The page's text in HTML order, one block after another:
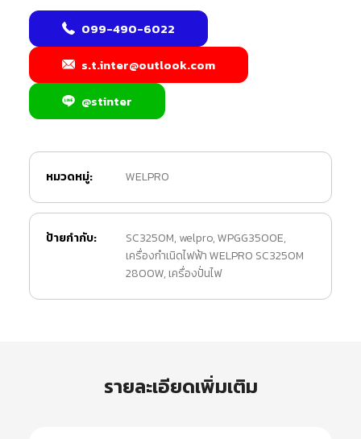
099-490-6022
s.t.inter@outlook.com
@stinter
หมวดหมู่: WELPRO
ป้ายกำกับ: SC3250M, welpro,WPGG3500E,
เครื่องกำเนิดไฟฟ้า WELPRO SC3250M
2800W, เครื่องปั่นไฟ
รายละเอียดเพิ่มเติม